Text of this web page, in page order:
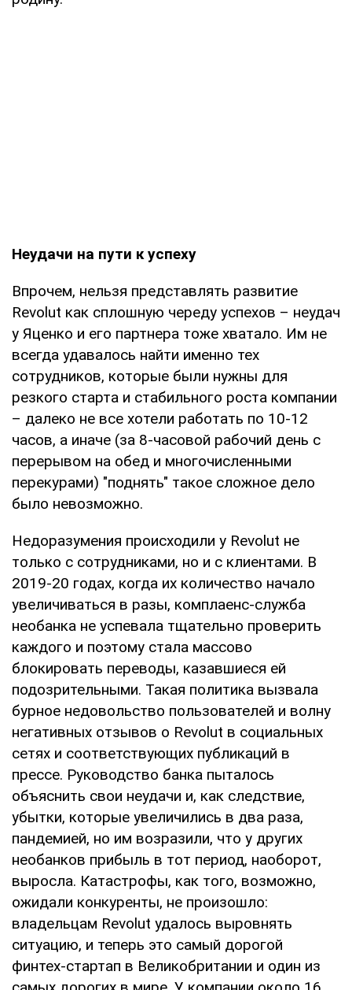
Неудачи на пути к успеху
Впрочем, нельзя представлять развитие
Revolut как сплошную череду успехов – неудач
у Яценко и его партнера тоже хватало. Им не
всегда удавалось найти именно тех
сотрудников, которые были нужны для
резкого старта и стабильного роста компании
– далеко не все хотели работать по 10-12
часов, а иначе (за 8-часовой рабочий день с
перерывом на обед и многочисленными
перекурами) "поднять" такое сложное дело
было невозможно.
Недоразумения происходили у Revolut не
только с сотрудниками, но и с клиентами. В
2019-20 годах, когда их количество начало
увеличиваться в разы, комплаенс-служба
необанка не успевала тщательно проверить
каждого и поэтому стала массово
блокировать переводы, казавшиеся ей
подозрительными. Такая политика вызвала
бурное недовольство пользователей и волну
негативных отзывов о Revolut в социальных
сетях и соответствующих публикаций в
прессе. Руководство банка пыталось
объяснить свои неудачи и, как следствие,
убытки, которые увеличились в два раза,
пандемией, но им возразили, что у других
необанков прибыль в тот период, наоборот,
выросла. Катастрофы, как того, возможно,
ожидали конкуренты, не произошло:
владельцам Revolut удалось выровнять
ситуацию, и теперь это самый дорогой
финтех-стартап в Великобритании и один из